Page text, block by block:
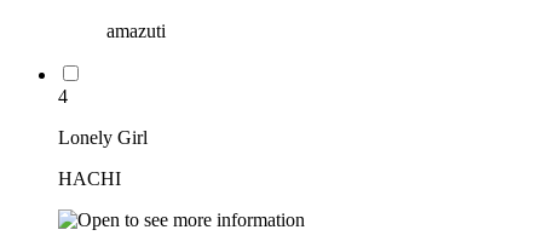
amazuti
4
Lonely Girl
HACHI